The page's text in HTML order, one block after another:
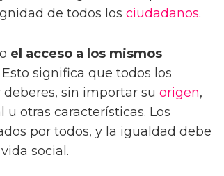
de todos los ciudadanos.
el acceso a los mismos
Esto significa que todos los
sin importar su origen,
otras características. Los
por todos, y la igualdad debe
social.